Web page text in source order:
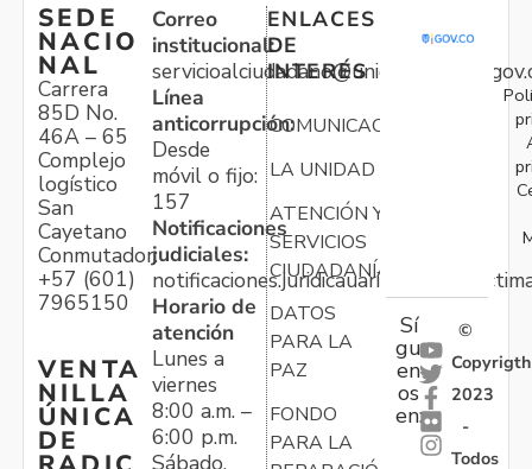
SEDE
NACIO
NAL
Carrera
85D No.
46A – 65
Complejo
logístico
San
Cayetano
Conmutador:
+57 (601)
7965150
VENTA
NILLA
ÚNICA
DE
Correo
institucional:
Línea
anticorrupción:
Desde
móvil o fijo:
157
Notificaciones
judiciales:
Horario de
atención
Lunes a
viernes
8:00 a.m. –
6:00 p.m.
Sábado,
ENLACES
DE
INTERÉS
COMUNICACIONES
LA UNIDAD
ATENCIÓN Y
SERVICIOS
CIUDADANÍA
DATOS
PARA LA
PAZ
FONDO
PARA LA
Sí
gu
en
os
en:
©
Copyrigth
2023
-
Todos